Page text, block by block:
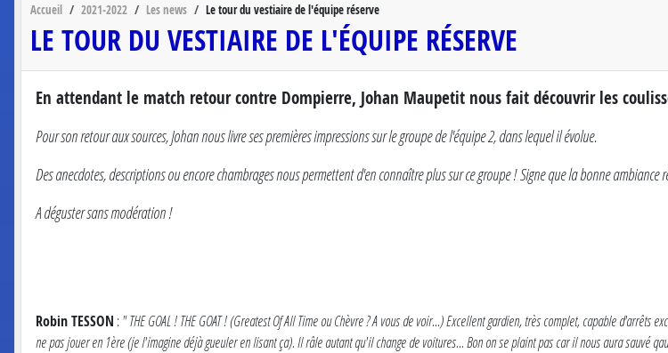
Accueil 2021-2022 Les news Le tour du vestiaire de l'équipe réserve
LE TOUR DU VESTIAIRE DE L'ÉQUIPE RÉSERVE
En attendant le match retour contre Dompierre, Johan Maupetit nous fait découvrir les
Pour son retour aux sources, Johan nous livre ses premières impressions sur le groupe de l'équipe 2, dans lequel il évolue.
Des anecdotes, descriptions ou encore chambrages nous permettent d'en connaître plus sur ce groupe ! Signe que la bonne ambiance
A déguster sans modération !
Robin TESSON :" THE GOAL ! THE GOAT ! (Greatest Of All Time ou Chèvre ? A vous de voir...) Excellent gardien, très complet, capable d'arrêts
ne pas jouer en 1ère (je l'imagine déjà gueuler en lisant ça). Il râle autant qu'il change de voitures... Bon on se plaint pas car il nous aura sauvé